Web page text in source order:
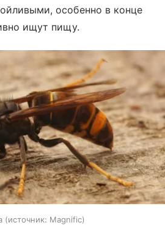
особенно в конце
ищут пищу.
источник: Magnific